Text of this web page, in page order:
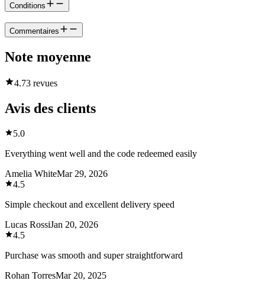
Conditions
Commentaires
Note moyenne
4.73 revues
Avis des clients
5.0
Everything went well and the code redeemed easily
Amelia WhiteMar 29, 2026
4.5
Simple checkout and excellent delivery speed
Lucas RossiJan 20, 2026
4.5
Purchase was smooth and super straightforward
Rohan TorresMar 20, 2025